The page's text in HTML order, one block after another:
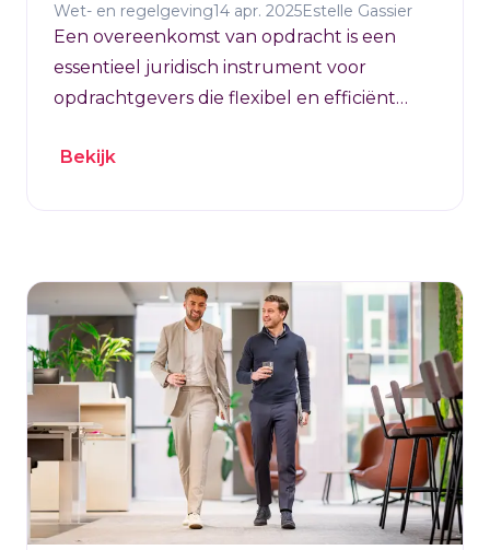
Wet- en regelgeving14 apr. 2025Estelle Gassier
Een overeenkomst van opdracht is een
essentieel juridisch instrument voor
opdrachtgevers die flexibel en efficiënt
inschakelen.
Bekijk